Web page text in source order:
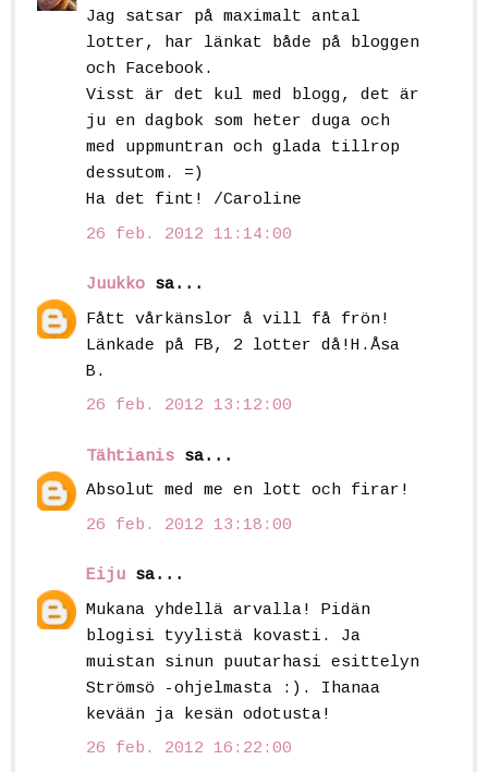
Jag satsar på maximalt antal
lotter, har länkat både på bloggen
och Facebook.
Visst är det kul med blogg, det är
ju en dagbok som heter duga och
med uppmuntran och glada tillrop
dessutom. =)
Ha det fint! /Caroline
26 feb. 2012 11:14:00
Juukko sa...
Fått vårkänslor å vill få frön!
Länkade på FB, 2 lotter då!H.Åsa
B.
26 feb. 2012 13:12:00
Tähtianis sa...
Absolut med me en lott och firar!
26 feb. 2012 13:18:00
Eiju sa...
Mukana yhdellä arvalla! Pidän
blogisi tyylistä kovasti. Ja
muistan sinun puutarhasi esittelyn
Strömsö -ohjelmasta :). Ihanaa
kevään ja kesän odotusta!
26 feb. 2012 16:22:00